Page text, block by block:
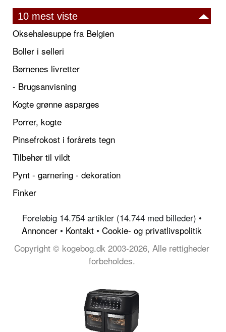
10 mest viste
Oksehalesuppe fra Belgien
Boller i selleri
Børnenes livretter
- Brugsanvisning
Kogte grønne asparges
Porrer, kogte
Pinsefrokost i forårets tegn
Tilbehør til vildt
Pynt - garnering - dekoration
Finker
Foreløbig 14.754 artikler (14.744 med billeder) •
Annoncer • Kontakt • Cookie- og privatlivspolitik
Copyright © kogebog.dk 2003-2026, Alle rettigheder
forbeholdes.